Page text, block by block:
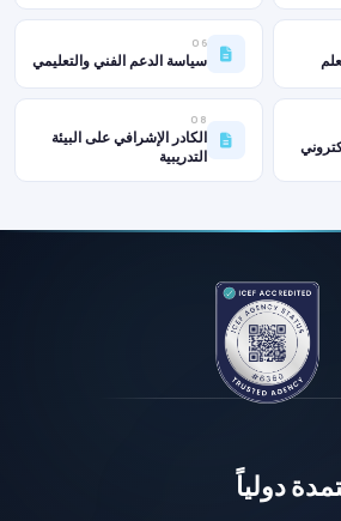
06
سياسة الدعم الفني والتعليمي
08
الكادر الإشرافي على البيئة
التدريبية
دولياً